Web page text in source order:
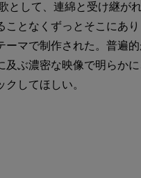
として、連綿と受け継が
ことなくずっとそこにあ
マで制作された。普遍的
及ぶ濃密な映像で明らか
してほしい。